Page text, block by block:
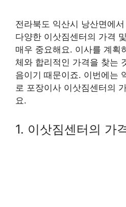
전라북도 익산시 낭산면에
다양한 이삿짐센터의 가격
매우 중요해요. 이사를 계획
체와 합리적인 가격을 찾는
음이기 때문이죠. 이번에는
로 포장이사 이삿짐센터의
요.
1. 이삿짐센터의 가